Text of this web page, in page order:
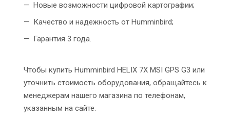
Новые возможности цифровой картографии;
Качество и надежность от Humminbird;
Гарантия 3 года.
Чтобы купить Humminbird HELIX 7X MSI GPS G3 или
уточнить стоимость оборудования, обращайтесь к
менеджерам нашего магазина по телефонам,
указанным на сайте.